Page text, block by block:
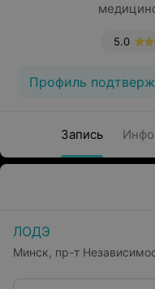
5.0
Профиль
Запись Инфо
ЛОДЭ
Минск, пр-т